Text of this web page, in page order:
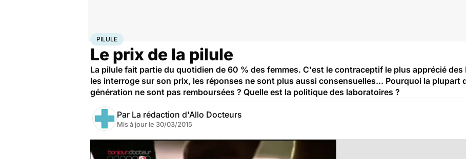
Accueil Santé
PILULE
Le prix de la pilule
La pilule fait partie du quotidien de 60 % des femmes. C'est le contraceptif le plus apprécié
les interroge sur son prix, les réponses ne sont plus aussi consensuelles... Pourquoi la plupart
génération ne sont pas remboursées ? Quelle est la politique des laboratoires ?
Par La rédaction d'Allo Docteurs
Mis à jour le 30/03/2015